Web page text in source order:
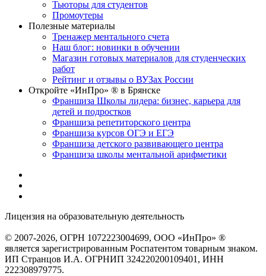
Тьюторы для студентов
Промоутеры
Полезные материалы
Тренажер ментального счета
Наш блог: новинки в обучении
Магазин готовых материалов для студенческих
работ
Рейтинг и отзывы о ВУЗах России
Откройте «ИнПро» ® в Брянске
Франшиза Школы лидера: бизнес, карьера для
детей и подростков
Франшиза репетиторского центра
Франшиза курсов ОГЭ и ЕГЭ
Франшиза детского развивающего центра
Франшиза школы ментальной арифметики
Лицензия на образовательную деятельность
© 2007-2026, ОГРН 1072223004699, ООО «ИнПро» ®
является зарегистрированным Роспатентом товарным знаком.
ИП Странцов И.А. ОГРНИП 324220200109401, ИНН
222308979775.